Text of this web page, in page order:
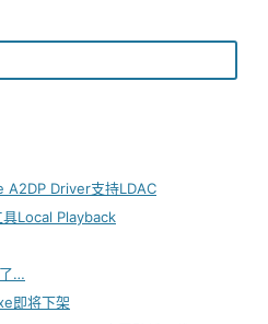
A2DP Driver支持LDAC
Local Playback
…
即将下架